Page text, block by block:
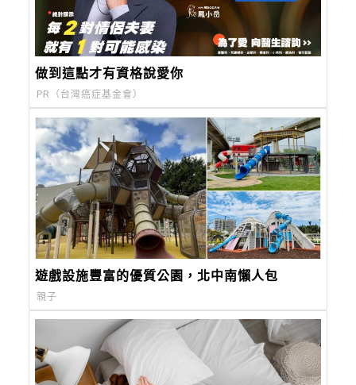
做到這點才有資格說愛你
PR（台灣癌症基金會）
遊戲設施豐富的優質公園，北中南懶人包
親子